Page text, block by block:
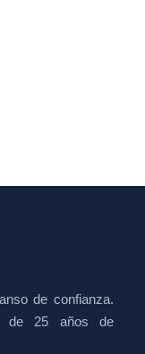
de confianza.
de 25 años de